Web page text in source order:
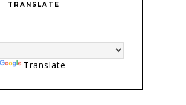
TRANSLATE
Translate